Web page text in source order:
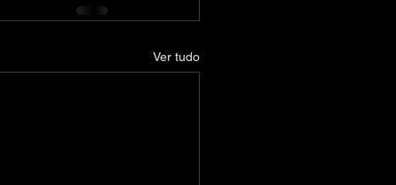
Ver tudo